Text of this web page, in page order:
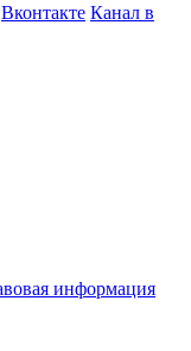
Вконтакте Канал в
информация